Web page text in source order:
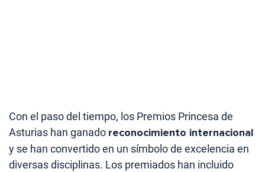
Con el paso del tiempo, los Premios Princesa de
Asturias han ganado reconocimiento internacional
y se han convertido en un símbolo de excelencia en
diversas disciplinas. Los premiados han incluido